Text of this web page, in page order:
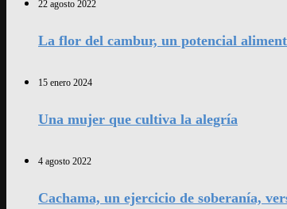
22 agosto 2022
La flor del cambur, un potencial
15 enero 2024
Una mujer que cultiva la alegría
4 agosto 2022
Cachama, un ejercicio de soberanía,